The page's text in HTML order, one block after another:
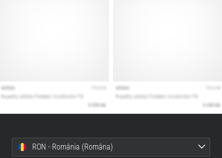
RON - România (Româna)